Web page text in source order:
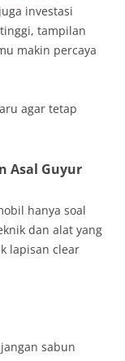
investasi
tampilan
makin percaya
agar tetap
Asal Guyur
hanya soal
dan alat yang
lapisan clear
sabun